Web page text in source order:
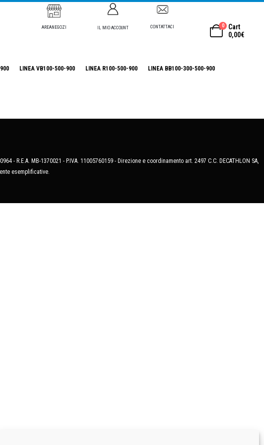
AREANEGOZI IL MIO ACCOUNT CONTATTACI 0
Cart
0,00€
LINEA VB100-500-900 LINEA R100-500-900 LINEA BB100-300-500-900
- R.E.A. MB-1370021 - P.IVA. 11005760159 - Direzione e coordinamento art. 2497 C.C. DECATHLON SA,
esemplificative.